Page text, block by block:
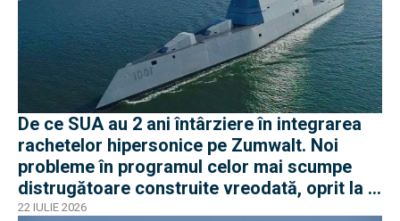
De ce SUA au 2 ani întârziere în integrarea
rachetelor hipersonice pe Zumwalt. Noi
probleme în programul celor mai scumpe
distrugătoare construite vreodată, oprit la 3
nave
22 IULIE 2026